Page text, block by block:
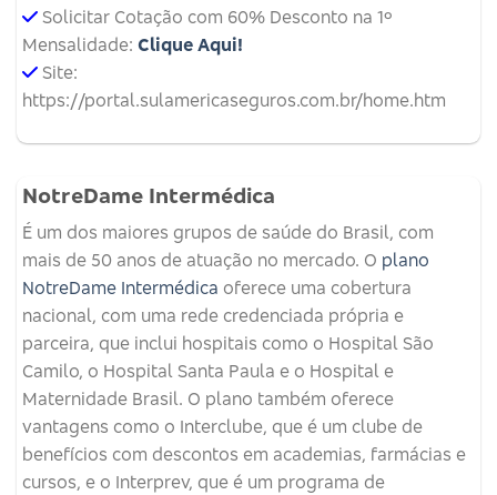
Solicitar Cotação com 60% Desconto na 1º
Mensalidade: Clique Aqui!
Site:
https://portal.sulamericaseguros.com.br/home.htm
NotreDame Intermédica
É um dos maiores grupos de saúde do Brasil, com
mais de 50 anos de atuação no mercado. O plano
NotreDame Intermédica oferece uma cobertura
nacional, com uma rede credenciada própria e
parceira, que inclui hospitais como o Hospital São
Camilo, o Hospital Santa Paula e o Hospital e
Maternidade Brasil. O plano também oferece
vantagens como o Interclube, que é um clube de
benefícios com descontos em academias, farmácias e
cursos, e o Interprev, que é um programa de